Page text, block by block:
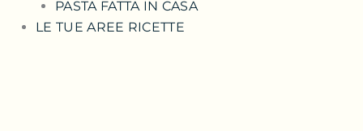
PASTA FATTA IN CASA
LE TUE AREE RICETTE